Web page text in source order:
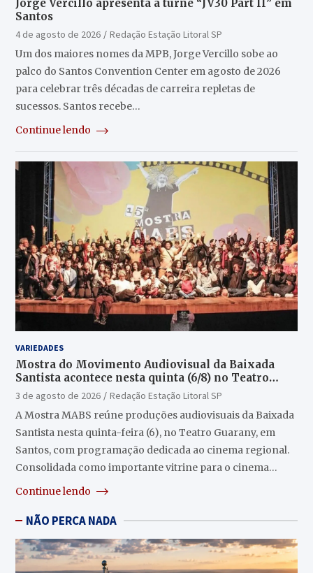
Jorge Vercillo apresenta a turnê “JV30 Part II” em
Santos
4 de agosto de 2026
Redação Estação Litoral SP
Um dos maiores nomes da MPB, Jorge Vercillo sobe ao
palco do Santos Convention Center em agosto de 2026
para celebrar três décadas de carreira repletas de
sucessos. Santos recebe…
Continue lendo
VARIEDADES
Mostra do Movimento Audiovisual da Baixada
Santista acontece nesta quinta (6/8) no Teatro
Guarany
3 de agosto de 2026
Redação Estação Litoral SP
A Mostra MABS reúne produções audiovisuais da Baixada
Santista nesta quinta-feira (6), no Teatro Guarany, em
Santos, com programação dedicada ao cinema regional.
Consolidada como importante vitrine para o cinema…
Continue lendo
NÃO PERCA NADA